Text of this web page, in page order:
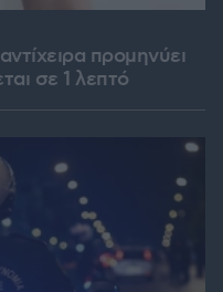
προμηνύει
σε 1 λεπτό